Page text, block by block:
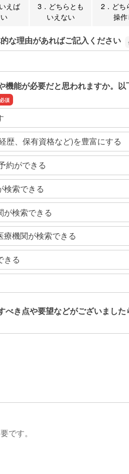
えば
3．どちらとも
いえない
2．どち
操
な理由があればご記入ください
な理由があればご記入ください
機能が必要だと思われますか。
歴、保有資格など)を豊富にする
約ができる
検索できる
が検索できる
療機関が検索できる
きる
べき点や要望などがございまし
き点や要望などがございました
です。